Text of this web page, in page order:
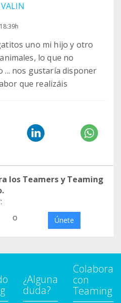
uno mi hijo y otro
lo que no
... nos gustaría disponer
que realizáis
los Teamers y Teaming
o Únete
¿Alguna
duda?
Colabora
con
Teaming